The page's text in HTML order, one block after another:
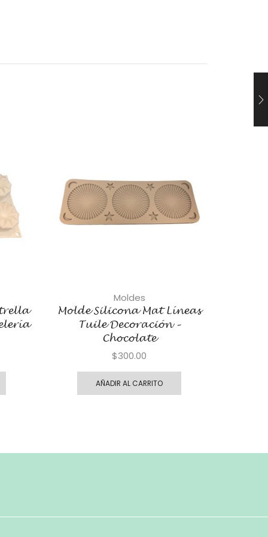
Moldes
Molde Silicona Mat Líneas
Tuile Decoración –
Chocolate
$300.00
AÑADIR AL CARRITO